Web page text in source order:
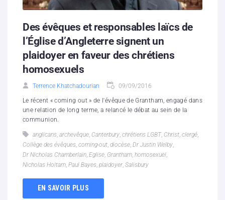
Des évêques et responsables laïcs de
l’Église d’Angleterre signent un
plaidoyer en faveur des chrétiens
homosexuels
Terrence Khatchadourian 09/09/2016
Le récent « coming out » de l'évêque de Grantham, engagé dans
une relation de long terme, a relancé le débat au sein de la
communion.
anglicans archevêque Canterbury chrétiens LGBT, Christ clergé
Collège des évêques coming-out diocèse Dr Justin Welby
Dr Nicholas Chamberlain Eglise Grantham homosexuel
Nicholas Holtam Paul Bayes plaidoyer Salisbury
EN SAVOIR PLUS